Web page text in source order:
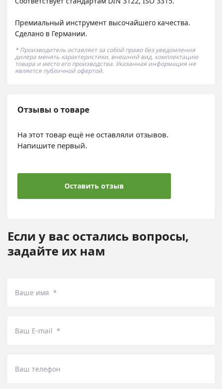
Премиальный инструмент высочайшего качества.
Сделано в Германии.
* Производитель оставляет за собой право без уведомления
дилера менять характеристики, внешний вид, комплектацию
товара и место его производства. Указанная информация не
является публичной офертой.
Отзывы о товаре
На этот товар ещё не оставляли отзывов.
Напишите первый.
Оставить отзыв
Если у вас остались вопросы,
задайте их нам
Ваше имя *
Ваш E-mail *
Ваш телефон